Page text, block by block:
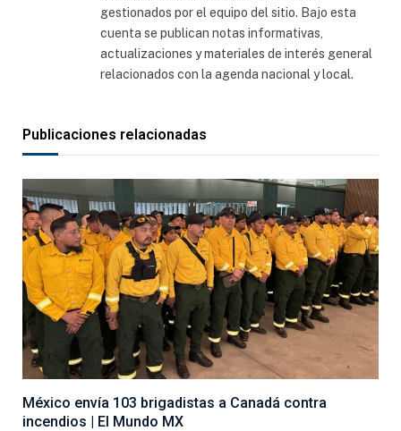
gestionados por el equipo del sitio. Bajo esta
cuenta se publican notas informativas,
actualizaciones y materiales de interés general
relacionados con la agenda nacional y local.
Publicaciones relacionadas
México envía 103 brigadistas a Canadá contra
incendios | El Mundo MX